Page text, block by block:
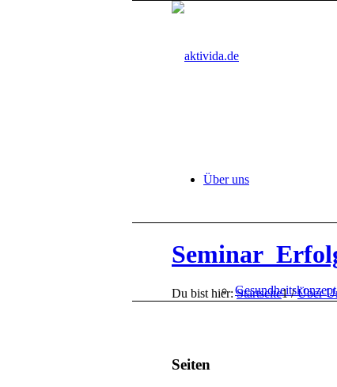
Über uns
Gesundheitskonzept
Du bist hier: Startseite1 / Über
Seiten